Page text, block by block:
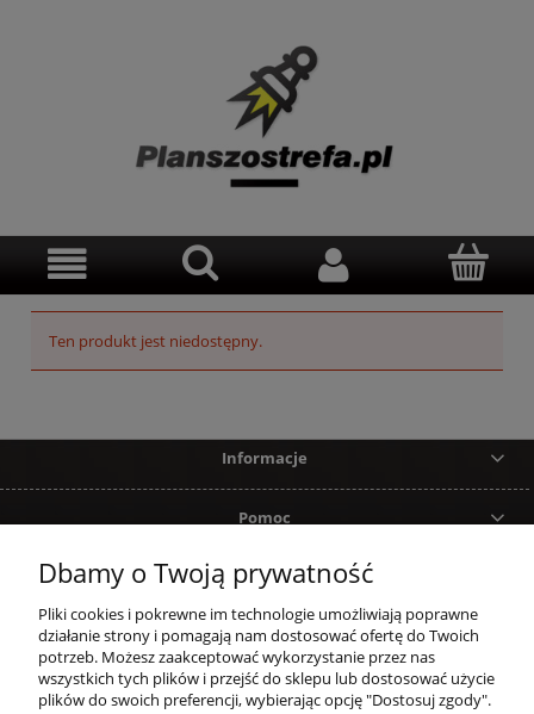
Ten produkt jest niedostępny.
Informacje
Pomoc
Zakupy
Twoje konto
Dbamy o Twoją prywatność
Pliki cookies i pokrewne im technologie umożliwiają poprawne
działanie strony i pomagają nam dostosować ofertę do Twoich
potrzeb. Możesz zaakceptować wykorzystanie przez nas
wszystkich tych plików i przejść do sklepu lub dostosować użycie
plików do swoich preferencji, wybierając opcję "Dostosuj zgody".